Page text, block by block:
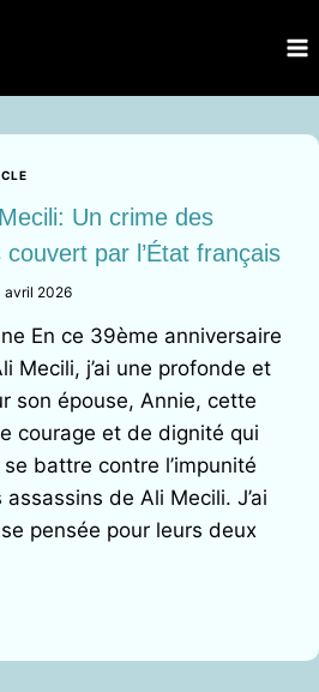
Un crime des
par l’État français
avril 2026
En ce 39ème anniversaire
Mecili, j’ai une profonde et
son épouse, Annie, cette
courage et de dignité qui
se battre contre l’impunité
de Ali Mecili. J’ai
pensée pour leurs deux